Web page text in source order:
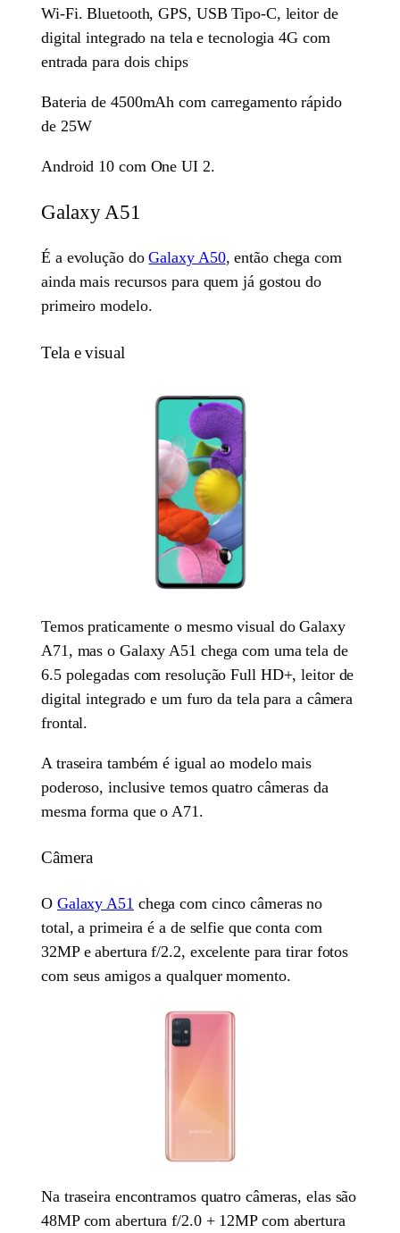
Wi-Fi. Bluetooth, GPS, USB Tipo-C, leitor de
digital integrado na tela e tecnologia 4G com
entrada para dois chips
Bateria de 4500mAh com carregamento rápido
de 25W
Android 10 com One UI 2.
Galaxy A51
É a evolução doGalaxy A50, então chega com
ainda mais recursos para quem já gostou do
primeiro modelo.
Tela e visual
Temos praticamente o mesmo visual do Galaxy
A71, mas o Galaxy A51 chega com uma tela de
6.5 polegadas com resolução Full HD+, leitor de
digital integrado e um furo da tela para a câmera
frontal.
A traseira também é igual ao modelo mais
poderoso, inclusive temos quatro câmeras da
mesma forma que o A71.
Câmera
O Galaxy A51 chega com cinco câmeras no
total, a primeira é a de selfie que conta com
32MP e abertura f/2.2, excelente para tirar fotos
com seus amigos a qualquer momento.
Na traseira encontramos quatro câmeras, elas são
48MP com abertura f/2.0 + 12MP com abertura